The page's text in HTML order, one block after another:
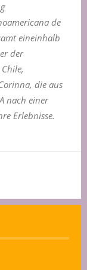
de
eineinhalb
der
die aus
nach einer
Erlebnisse.